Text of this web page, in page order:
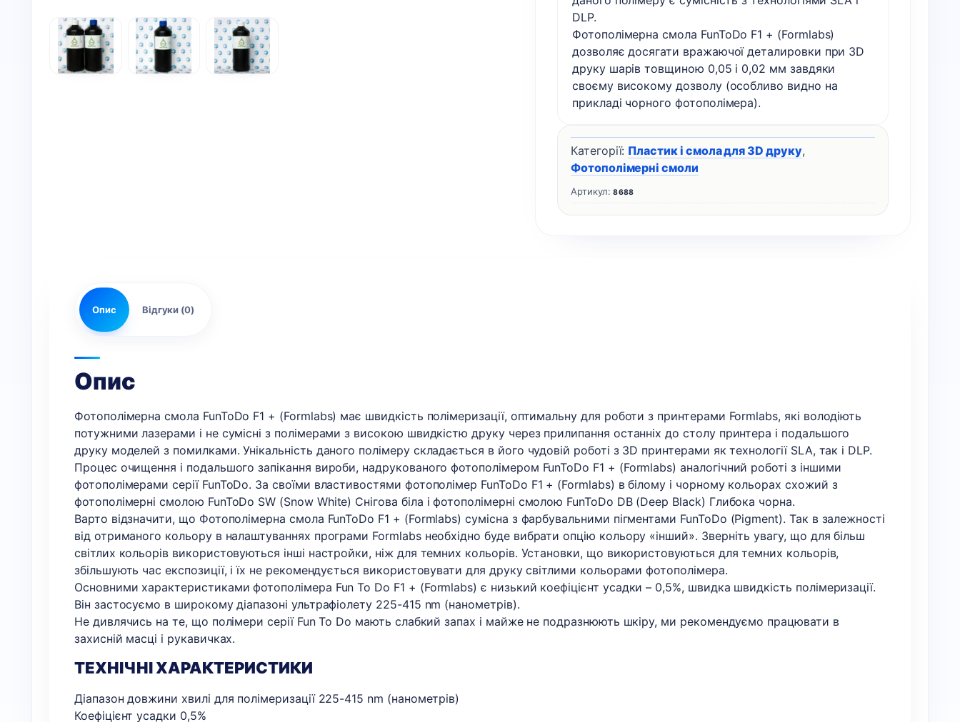
DLP.
Фотополімерна смола FunToDo F1 + (Formlabs)
дозволяє досягати вражаючої деталировки при 3D
друку шарів товщиною 0,05 і 0,02 мм завдяки
своєму високому дозволу (особливо видно на
прикладі чорного фотополімера).
Артикул:8688
Категорії: Пластик і смола для 3D друку,
Фотополімерні смоли
Опис Відгуки (0)
Опис
Фотополімерна смола FunToDo F1 + (Formlabs) має швидкість полімеризації, оптимальну для роботи з принтерами Formlabs, які володіють
потужними лазерами і не сумісні з полімерами з високою швидкістю друку через прилипання останніх до столу принтера і подальшого
друку моделей з помилками. Унікальність даного полімеру складається в його чудовій роботі з 3D принтерами як технології SLA, так і DLP.
Процес очищення і подальшого запікання вироби, надрукованого фотополімером FunToDo F1 + (Formlabs) аналогічний роботі з іншими
фотополімерами серії FunToDo. За своїми властивостями фотополімер FunToDo F1 + (Formlabs) в білому і чорному кольорах схожий з
фотополімерні смолою FunToDo SW (Snow White) Снігова біла і фотополімерні смолою FunToDo DB (Deep Black) Глибока чорна.
Варто відзначити, що Фотополімерна смола FunToDo F1 + (Formlabs) сумісна з фарбувальними пігментами FunToDo (Pigment). Так в залежності
від отриманого кольору в налаштуваннях програми Formlabs необхідно буде вибрати опцію кольору «інший». Зверніть увагу, що для більш
світлих кольорів використовуються інші настройки, ніж для темних кольорів. Установки, що використовуються для темних кольорів,
збільшують час експозиції, і їх не рекомендується використовувати для друку світлими кольорами фотополімера.
Основними характеристиками фотополімера Fun To Do F1 + (Formlabs) є низький коефіцієнт усадки – 0,5%, швидка швидкість полімеризації.
Він застосуємо в широкому діапазоні ультрафіолету 225-415 nm (нанометрів).
Не дивлячись на те, що полімери серії Fun To Do мають слабкий запах і майже не подразнюють шкіру, ми рекомендуємо працювати в
захисній масці і рукавичках.
ТЕХНІЧНІ ХАРАКТЕРИСТИКИ
Діапазон довжини хвилі для полімеризації 225-415 nm (нанометрів)
Коефіцієнт усадки 0,5%